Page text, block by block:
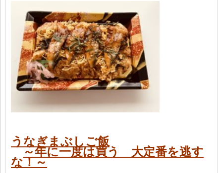
うなぎまぶしご飯
～年に一度は買う 大定番を逃す
な！～